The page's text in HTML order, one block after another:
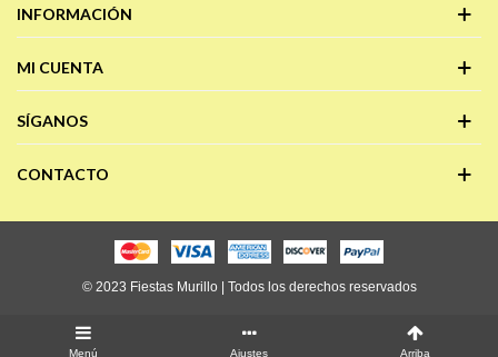
INFORMACIÓN
MI CUENTA
SÍGANOS
CONTACTO
© 2023 Fiestas Murillo | Todos los derechos reservados
Menú Ajustes Arriba